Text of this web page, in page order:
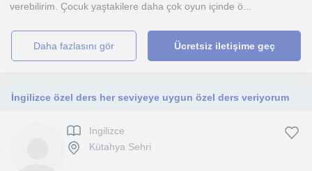
verebilirim. Çocuk yaştakilere daha çok oyun içinde ö...
daha fazlasını gör Ücretsiz iletişime geç
İngilizce özel ders her seviyeye uygun özel ders veriyorum
Ingilizce
Kütahya Sehri